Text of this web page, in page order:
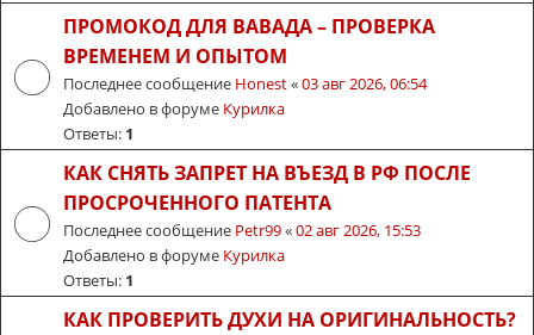
ПРОМОКОД ДЛЯ ВАВАДА – ПРОВЕРКА
ВРЕМЕНЕМ И ОПЫТОМ
Последнее сообщение Honest«03 авг 2026, 06:54
Добавлено в форуме Курилка
Ответы: 1
КАК СНЯТЬ ЗАПРЕТ НА ВЪЕЗД В РФ ПОСЛЕ
ПРОСРОЧЕННОГО ПАТЕНТА
Последнее сообщение Petr99«02 авг 2026, 15:53
Добавлено в форуме Курилка
Ответы: 1
КАК ПРОВЕРИТЬ ДУХИ НА ОРИГИНАЛЬНОСТЬ?